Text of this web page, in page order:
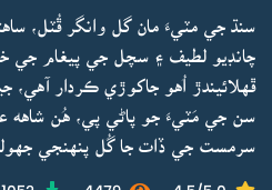
سنڌ جي مٽيءَ مان گل وانگر ڦُٽل،
چانڊيو لطيف ۽ سچل جي پيغام جي
ڦهلائيندڙ اُهو جاکوڙي ڪردار
سن جي مَٽيءَ جو پاڻي پي، هُن شاهه
سرمست جي ڏات جا گُل پنهنجي
4.5/5.0
4479
1052